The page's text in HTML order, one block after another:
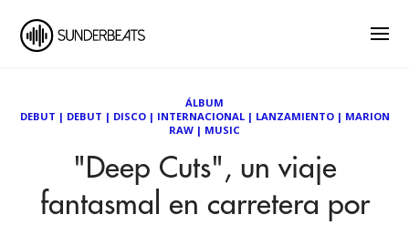
ÁLBUM
DEBUT | DEBUT | DISCO | INTERNACIONAL | LANZAMIENTO | MARION
RAW | MUSIC
"Deep Cuts", un viaje
fantasmal en carretera por